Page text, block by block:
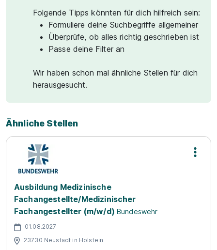
Folgende Tipps könnten für dich hilfreich sein:
Formuliere deine Suchbegriffe allgemeiner
Überprüfe, ob alles richtig geschrieben ist
Passe deine Filter an
Wir haben schon mal ähnliche Stellen für dich
herausgesucht.
Ähnliche Stellen
Ausbildung Medizinische
Fachangestellte/Medizinischer
Fachangestellter (m/w/d) Bundeswehr
01.08.2027
23730 Neustadt in Holstein